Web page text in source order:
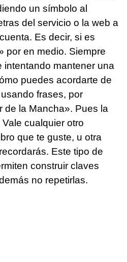
un símbolo al
del servicio o la web a
Es decir, si es
por en medio. Siempre
intentando mantener una
puedes acordarte de
frases, por
de la Mancha». Pues la
cualquier otro
que te guste, u otra
Este tipo de
construir claves
no repetirlas.